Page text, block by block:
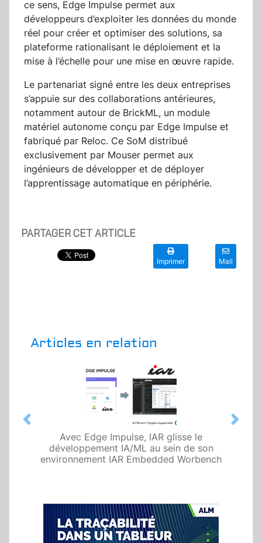
ce sens, Edge Impulse permet aux
développeurs d’exploiter les données du monde
réel pour créer et optimiser des solutions, sa
plateforme rationalisant le déploiement et la
mise à l’échelle pour une mise en œuvre rapide.
Le partenariat signé entre les deux entreprises
s’appuie sur des collaborations antérieures,
notamment autour de BrickML, un module
matériel autonome conçu par Edge Impulse et
fabriqué par Reloc. Ce SoM distribué
exclusivement par Mouser permet aux
ingénieurs de développer et de déployer
l’apprentissage automatique en périphérie.
PARTAGER CET ARTICLE
Imprimer Mail
Articles en relation
Avec Edge Impulse, IAR glisse le
développement IA/ML au sein de son
environnement IAR Embedded Worbench
Previous Next